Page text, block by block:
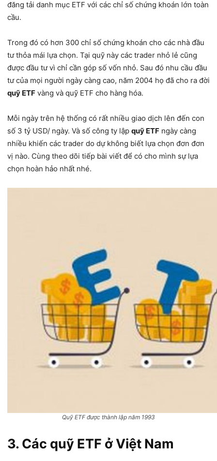
đăng tải danh mục ETF với các chỉ số chứng khoán lớn toàn
cầu.
Trong đó có hơn 300 chỉ số chứng khoán cho các nhà đầu
tư thỏa mái lựa chọn. Tại quỹ này các trader nhỏ lẻ cũng
được đầu tư vì chỉ cần góp số vốn nhỏ. Sau đó nhu cầu đầu
tư của mọi người ngày càng cao, năm 2004 họ đã cho ra đời
quỹ ETF vàng và quỹ ETF cho hàng hóa.
Mỗi ngày trên hệ thống có rất nhiều giao dịch lên đến con
số 3 tỷ USD/ ngày. Và số công ty lập quỹ ETF ngày càng
nhiều khiến các trader do dự không biết lựa chọn đơn đơn
vị nào. Cùng theo dõi tiếp bài viết để có cho mình sự lựa
chọn hoàn hảo nhất nhé.
Quỹ ETF được thành lập năm 1993
3. Các quỹ ETF ở Việt Nam